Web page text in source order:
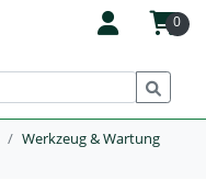
0
Werkzeug & Wartung